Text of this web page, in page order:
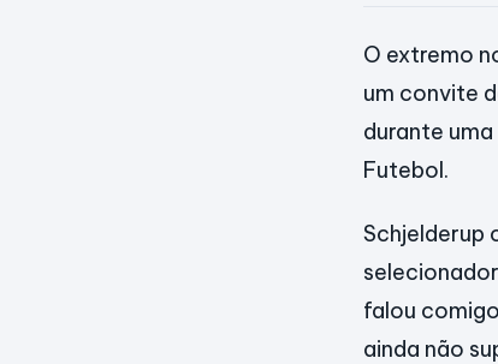
O extremo
um convite
durante
Futebol.
Schjelderup
falou
ainda não